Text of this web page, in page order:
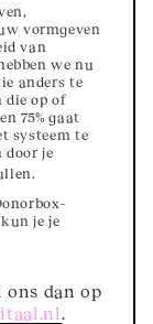
vormgeven
van
we nu
anders te
die op of
75% gaat
systeem te
door je
je je
ons dan op
.